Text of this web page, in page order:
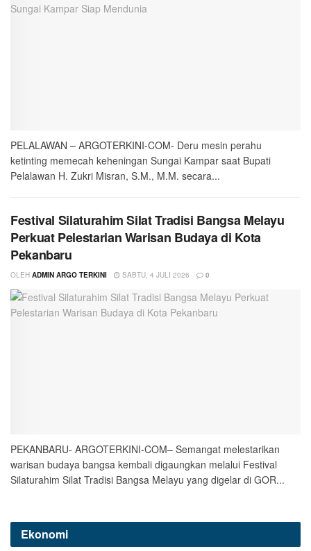
PELALAWAN – ARGOTERKINI-COM- Deru mesin perahu
ketinting memecah keheningan Sungai Kampar saat Bupati
Pelalawan H. Zukri Misran, S.M., M.M. secara...
Festival Silaturahim Silat Tradisi Bangsa Melayu
Perkuat Pelestarian Warisan Budaya di Kota
Pekanbaru
OLEH ADMIN ARGO TERKINI SABTU, 4 JULI 2026 0
PEKANBARU- ARGOTERKINI-COM– Semangat melestarikan
warisan budaya bangsa kembali digaungkan melalui Festival
Silaturahim Silat Tradisi Bangsa Melayu yang digelar di GOR...
Ekonomi